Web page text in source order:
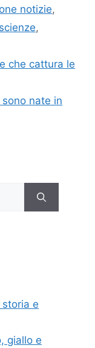
notizie,
,
che cattura le
nate in
e
giallo e